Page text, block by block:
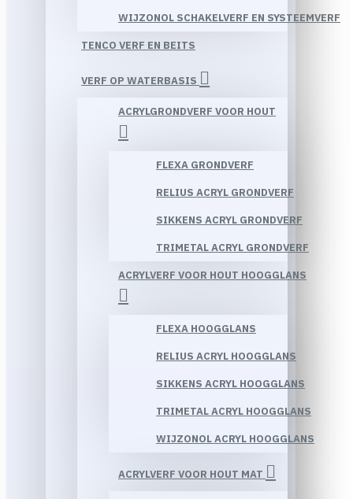
WIJZONOL SCHAKELVERF EN SYSTEEMVERF
TENCO VERF EN BEITS
VERF OP WATERBASIS
ACRYLGRONDVERF VOOR HOUT
FLEXA GRONDVERF
RELIUS ACRYL GRONDVERF
SIKKENS ACRYL GRONDVERF
TRIMETAL ACRYL GRONDVERF
ACRYLVERF VOOR HOUT HOOGGLANS
FLEXA HOOGGLANS
RELIUS ACRYL HOOGGLANS
SIKKENS ACRYL HOOGGLANS
TRIMETAL ACRYL HOOGGLANS
WIJZONOL ACRYL HOOGGLANS
ACRYLVERF VOOR HOUT MAT